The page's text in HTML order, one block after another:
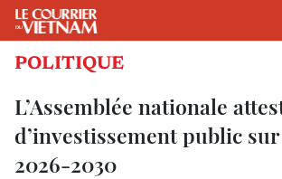
POLITIQUE
L’Assemblée nationale
d’investissement public
2026-2030